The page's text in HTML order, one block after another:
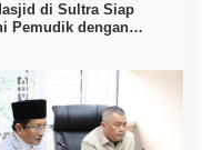
di Sultra Siap
Pemudik dengan